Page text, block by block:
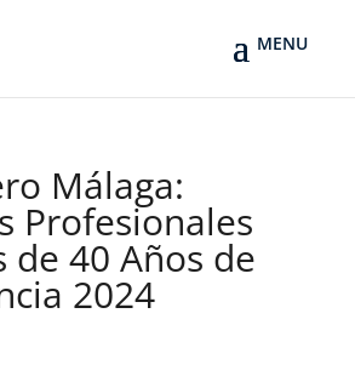
Málaga:
Profesionales
de 40 Años de
2024